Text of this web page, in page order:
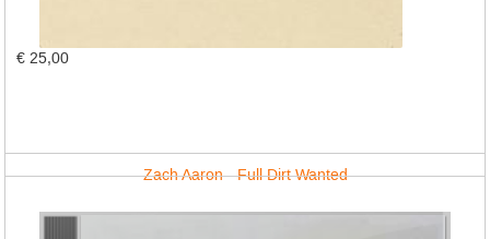
€ 25,00
Zach Aaron - Full Dirt Wanted